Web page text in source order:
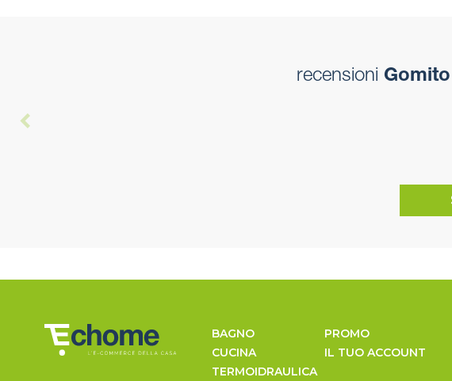
recensioni
BAGNO
CUCINA
TERMOIDRAULICA
PROMO
IL TUO ACCOUNT